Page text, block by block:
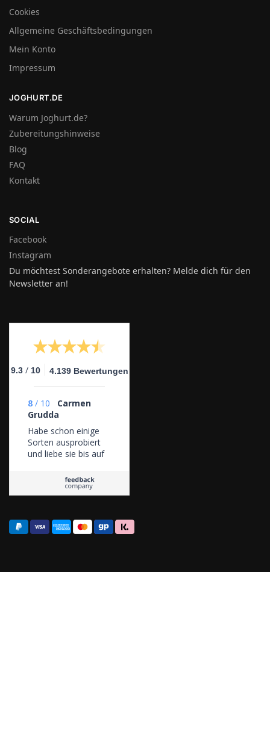
Cookies
Allgemeine Geschäftsbedingungen
Mein Konto
Impressum
JOGHURT.DE
Warum Joghurt.de?
Zubereitungshinweise
Blog
FAQ
Kontakt
SOCIAL
Facebook
Instagram
Du möchtest Sonderangebote erhalten? Melde dich für den
Newsletter an!
9.3 / 10 4.139 Bewertungen
8 / 10
Carmen
Grudda
Habe schon einige
Sorten ausprobiert
und liebe sie bis auf
Jogurt mit Schoko ist
nicht so meins.
Annanas mit Kokos
Favorit.